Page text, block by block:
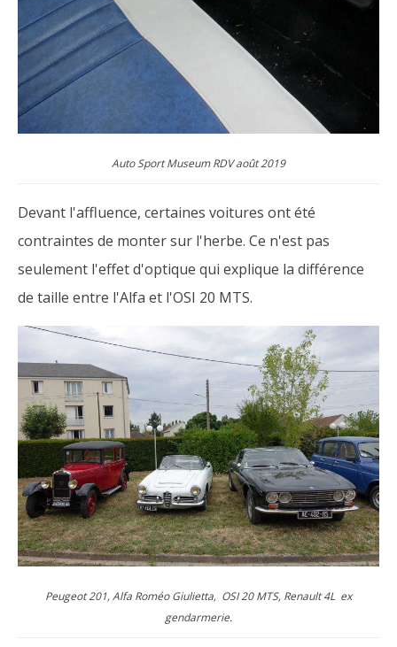
Auto Sport Museum RDV août 2019
Devant l'affluence, certaines voitures ont été
contraintes de monter sur l'herbe. Ce n'est pas
seulement l'effet d'optique qui explique la différence
de taille entre l'Alfa et l'OSI 20 MTS.
Peugeot 201, Alfa Roméo Giulietta, OSI 20 MTS, Renault 4L ex
gendarmerie.